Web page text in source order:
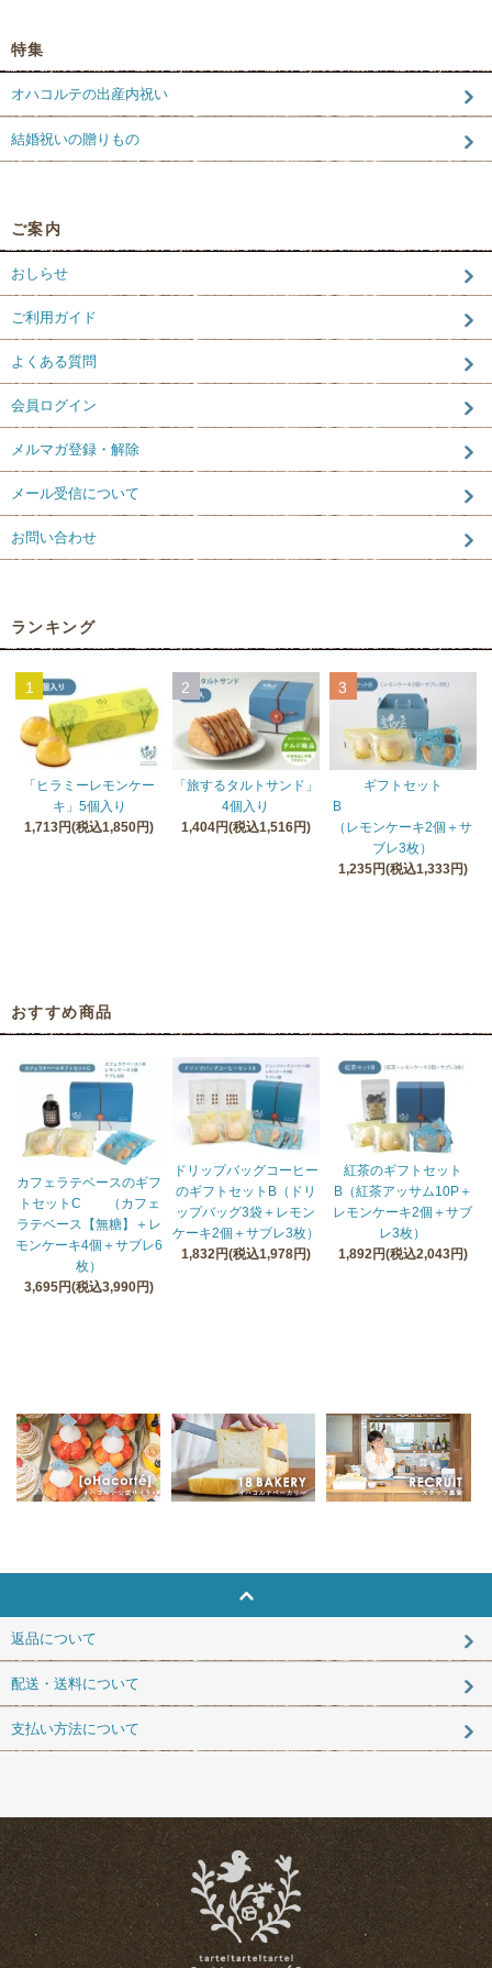
特集
オハコルテの出産内祝い
結婚祝いの贈りもの
ご案内
おしらせ
ご利用ガイド
よくある質問
会員ログイン
メルマガ登録・解除
メール受信について
お問い合わせ
ランキング
1
「ヒラミーレモンケー
キ」5個入り
1,713円(税込1,850円)
2
「旅するタルトサンド」
4個入り
1,404円(税込1,516円)
3
ギフトセット
B
（レモンケーキ2個＋サ
ブレ3枚）
1,235円(税込1,333円)
おすすめ商品
カフェラテベースのギフ
トセットC （カフェ
ラテベース【無糖】＋レ
モンケーキ4個＋サブレ6
枚）
3,695円(税込3,990円)
ドリップバッグコーヒー
のギフトセットB（ドリ
ップバッグ3袋＋レモン
ケーキ2個＋サブレ3枚）
1,832円(税込1,978円)
紅茶のギフトセット
B（紅茶アッサム10P＋
レモンケーキ2個＋サブ
レ3枚）
1,892円(税込2,043円)
返品について
配送・送料について
支払い方法について